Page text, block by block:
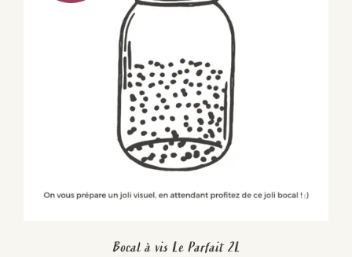
Bocal à vis Le Parfait 2L